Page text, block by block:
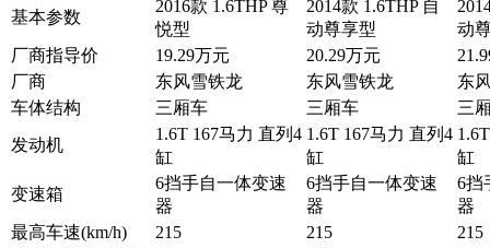
基本参数
2016款 1.6THP 尊
悦型
2014款 1.6THP 自
动尊享型
动
厂商指导价
19.29万元 20.29万元
厂商
东风雪铁龙 东风雪铁龙
东
车体结构
三厢车 三厢车
三
发动机
1.6T 167马力 直列4
缸
1.6T 167马力 直列4
缸
缸
变速箱
6挡手自一体变速
器
6挡手自一体变速
器
6挡
器
最高车速(km/h)
215 215
215